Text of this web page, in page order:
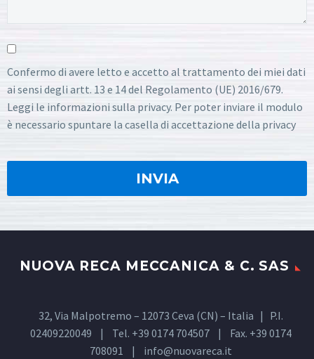
Confermo di avere letto e accetto al trattamento dei miei dati
ai sensi degli artt. 13 e 14 del Regolamento (UE) 2016/679.
Leggi le informazioni sulla privacy. Per poter inviare il modulo
è necessario spuntare la casella di accettazione della privacy
NUOVA RECA MECCANICA & C. SAS
32, Via Malpotremo – 12073 Ceva (CN) – Italia | P.I.
02409220049 | Tel. +39 0174 704507 | Fax. +39 0174
708091 | info@nuovareca.it